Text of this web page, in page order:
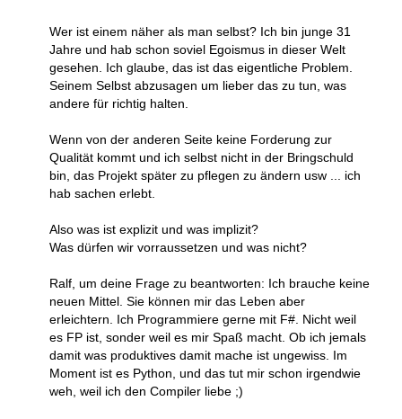
Wer ist einem näher als man selbst? Ich bin junge 31
Jahre und hab schon soviel Egoismus in dieser Welt
gesehen. Ich glaube, das ist das eigentliche Problem.
Seinem Selbst abzusagen um lieber das zu tun, was
andere für richtig halten.
Wenn von der anderen Seite keine Forderung zur
Qualität kommt und ich selbst nicht in der Bringschuld
bin, das Projekt später zu pflegen zu ändern usw ... ich
hab sachen erlebt.
Also was ist explizit und was implizit?
Was dürfen wir vorraussetzen und was nicht?
Ralf, um deine Frage zu beantworten: Ich brauche keine
neuen Mittel. Sie können mir das Leben aber
erleichtern. Ich Programmiere gerne mit F#. Nicht weil
es FP ist, sonder weil es mir Spaß macht. Ob ich jemals
damit was produktives damit mache ist ungewiss. Im
Moment ist es Python, und das tut mir schon irgendwie
weh, weil ich den Compiler liebe ;)